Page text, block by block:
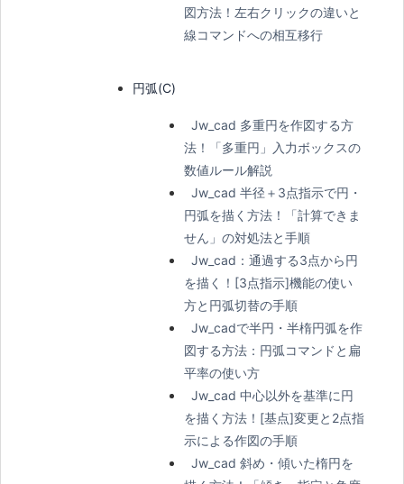
図方法！左右クリックの違いと
線コマンドへの相互移行
円弧(C)
Jw_cad 多重円を作図する方
法！「多重円」入力ボックスの
数値ルール解説
Jw_cad 半径＋3点指示で円・
円弧を描く方法！「計算できま
せん」の対処法と手順
Jw_cad：通過する3点から円
を描く！[3点指示]機能の使い
方と円弧切替の手順
Jw_cadで半円・半楕円弧を作
図する方法：円弧コマンドと扁
平率の使い方
Jw_cad 中心以外を基準に円
を描く方法！[基点]変更と2点指
示による作図の手順
Jw_cad 斜め・傾いた楕円を